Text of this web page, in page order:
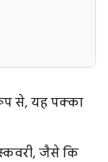
से, यह पक्का
जैसे कि